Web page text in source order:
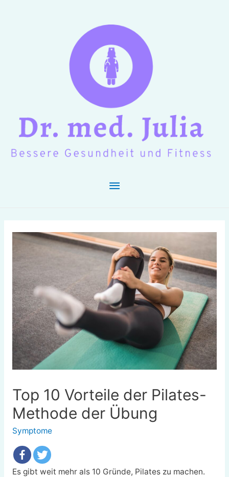
Hauptmenü
Top 10 Vorteile der Pilates-
Methode der Übung
Symptome
Es gibt weit mehr als 10 Gründe, Pilates zu machen.